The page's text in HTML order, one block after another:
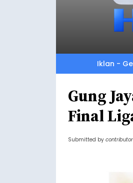
Iklan -
Gung
Final
Submitted by contributor